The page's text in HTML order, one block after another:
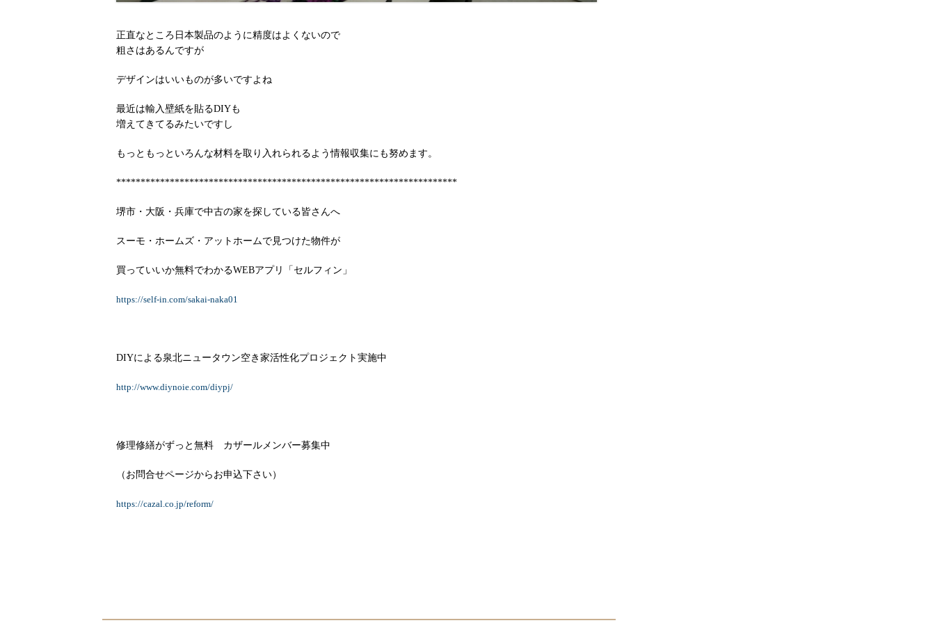
正直なところ日本製品のように精度はよくないので
粗さはあるんですが
デザインはいいものが多いですよね
最近は輸入壁紙を貼るDIYも
増えてきてるみたいですし
もっともっといろんな材料を取り入れられるよう情報収集にも努めます。
**********************************************************************
堺市・大阪・兵庫で中古の家を探している皆さんへ
スーモ・ホームズ・アットホームで見つけた物件が
買っていいか無料でわかるWEBアプリ「セルフィン」
https://self-in.com/sakai-naka01
DIYによる泉北ニュータウン空き家活性化プロジェクト実施中
http://www.diynoie.com/diypj/
修理修繕がずっと無料 カザールメンバー募集中
（お問合せページからお申込下さい）
https://cazal.co.jp/reform/